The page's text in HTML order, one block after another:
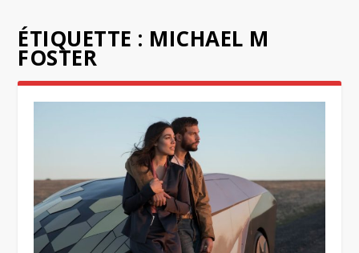
ÉTIQUETTE : MICHAEL M
FOSTER